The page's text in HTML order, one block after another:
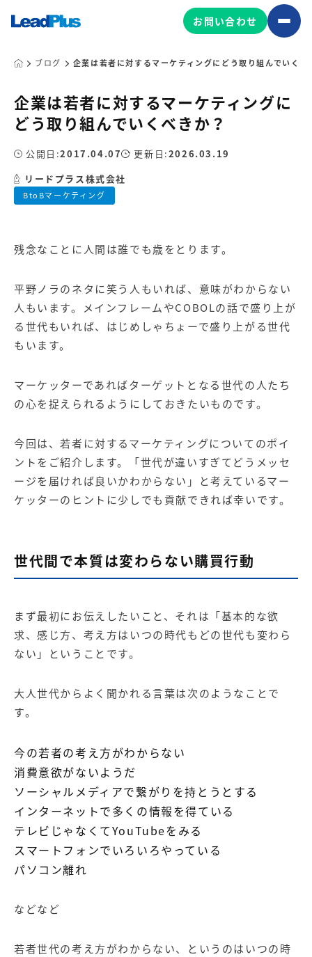
広告プロモーション
MA/CRM/SFA導入・運用
Web制作
マーケティングコンサルティング
Leadplus One
ボード
マーケティングサービスの製品
【店舗型ビジネス向け】エリ
ア
マーケティングサービス
【金融機関向け】マーケティ
ング
グ
サービス
ビス（LINE）
広告プロモーションの製品
【クリニック向け】新規集患
Web広告サービス
【歯科業界向け】新規集患
Web広告パッケージ
【塾・個別塾業界向け】新規
サイトアクセス増加パッケー
商圏ねらいうちパッケージ 求人パッケージ
WEBプラス
お問い合わせ
ブログ 企業は若者に対するマーケティングにどう取り組んでいくべ
企業は若者に対するマーケティングに
どう取り組んでいくべきか？
BtoBマーケティング
公開日:2017.04.07 更新日:2026.03.19
リードプラス株式会社
残念なことに人間は誰でも歳をとります。
平野ノラのネタに笑う人もいれば、意味がわからない
人もいます。メインフレームやCOBOLの話で盛り上が
る世代もいれば、はじめしゃちょーで盛り上がる世代
もいます。
マーケッターであればターゲットとなる世代の人たち
の心を捉えられるようにしておきたいものです。
今回は、若者に対するマーケティングについてのポイ
ントをご紹介します。「世代が違いすぎてどうメッセ
ージを届ければ良いかわからない」と考えているマー
ケッターのヒントに少しでも貢献できれば幸いです。
世代間で本質は変わらない購買行動
まず最初にお伝えしたいこと、それは「基本的な欲
求、感じ方、考え方はいつの時代もどの世代も変わら
ない」ということです。
大人世代からよく聞かれる言葉は次のようなことで
す。
今の若者の考え方がわからない
消費意欲がないようだ
ソーシャルメディアで繋がりを持とうとする
インターネットで多くの情報を得ている
テレビじゃなくてYouTubeをみる
スマートフォンでいろいろやっている
パソコン離れ
などなど
若者世代の考え方がわからない、というのはいつの時